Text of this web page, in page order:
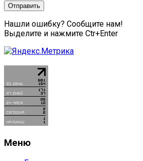
Нашли ошибку? Сообщите нам!
Выделите и нажмите Ctr+Enter
Меню